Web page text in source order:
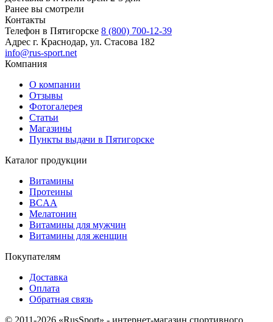
Ранее вы смотрели
Контакты
Телефон в Пятигорске 8 (800) 700-12-39
Адрес г. Краснодар, ул. Стасова 182
info@rus-sport.net
Компания
О компании
Отзывы
Фотогалерея
Статьи
Магазины
Пункты выдачи в Пятигорске
Каталог продукции
Витамины
Протеины
BCAA
Мелатонин
Витамины для мужчин
Витамины для женщин
Покупателям
Доставка
Оплата
Обратная связь
© 2011-2026 «RusSport» - интернет-магазин спортивного